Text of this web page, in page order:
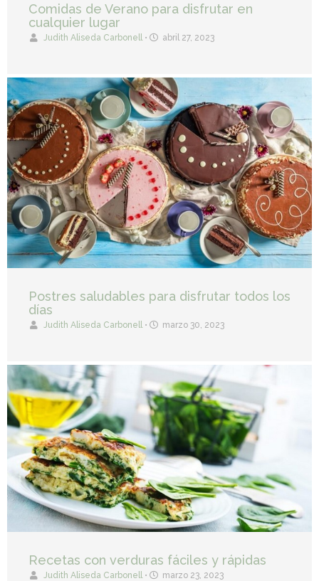
Comidas de Verano para disfrutar en
cualquier lugar
Judith Aliseda Carbonell • abril 27, 2023
Postres saludables para disfrutar todos los
días
Judith Aliseda Carbonell • marzo 30, 2023
Recetas con verduras fáciles y rápidas
Judith Aliseda Carbonell • marzo 23, 2023